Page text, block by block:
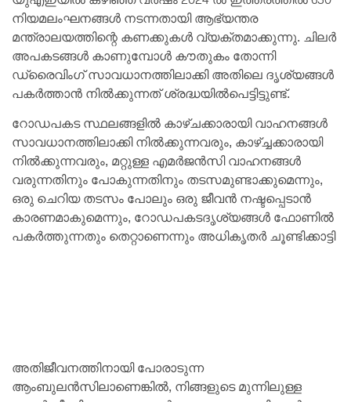
നിയമലംഘനങ്ങൾ നടന്നതായി ആഭ്യന്തര
മന്ത്രാലയത്തിന്റെ കണക്കുകൾ വ്യക്തമാക്കുന്നു. ചിലർ
അപകടങ്ങൾ കാണുമ്പോൾ കൗതുകം തോന്നി
ഡ്രൈവിംഗ് സാവധാനത്തിലാക്കി അതിലെ ദൃശ്യങ്ങൾ
പകർത്താൻ നിൽക്കുന്നത് ശ്രദ്ധയിൽപെട്ടിട്ടുണ്ട്.
റോഡപകട സ്ഥലങ്ങളിൽ കാഴ്ചക്കാരായി വാഹനങ്ങൾ
സാവധാനത്തിലാക്കി നിൽക്കുന്നവരും, കാഴ്ച്ചക്കാരായി
നിൽക്കുന്നവരും, മറ്റുള്ള എമർജൻസി വാഹനങ്ങൾ
വരുന്നതിനും പോകുന്നതിനും തടസമുണ്ടാക്കുമെന്നും,
ഒരു ചെറിയ തടസം പോലും ഒരു ജീവൻ നഷ്ടപ്പെടാൻ
കാരണമാകുമെന്നും, റോഡപകടദൃശ്യങ്ങൾ ഫോണിൽ
പകർത്തുന്നതും തെറ്റാണെന്നും അധികൃതർ ചൂണ്ടിക്കാട്ടി
അതിജീവനത്തിനായി പോരാടുന്ന
ആംബുലൻസിലാണെങ്കിൽ, നിങ്ങളുടെ മുന്നിലുള്ള